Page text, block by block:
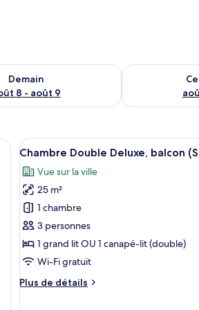
Demain
8 - août 9
pour demain août 8 - août 9
Vérifier la
lits, un petit bureau avec une machine à café,
Afficher
toutes
les
photos
pour
ce
type
de
chambre :
Chambre
Une
5
Chambre Double Deluxe, balcon
Vue sur la ville
25 m²
1 chambre
3 personnes
1 grand lit OU 1 canapé-lit (double)
Wi-Fi gratuit
Plus de détails
Plus